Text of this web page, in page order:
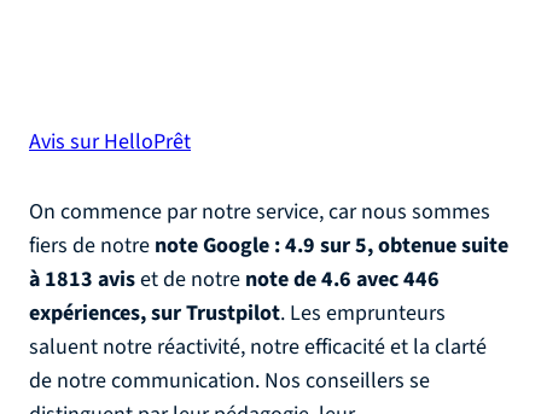
Avis sur HelloPrêt
On commence par notre service, car nous sommes
fiers de notre note Google : 4.9 sur 5, obtenue suite
à 1813 aviset de notre note de 4.6 avec 446
expériences, sur Trustpilot. Les emprunteurs
saluent notre réactivité, notre efficacité et la clarté
de notre communication. Nos conseillers se